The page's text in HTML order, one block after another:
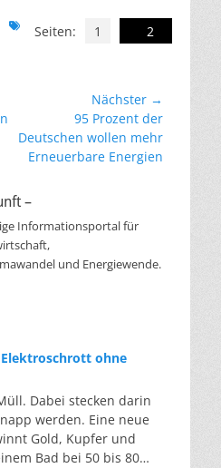
Seiten: 1 2
Schlagworte
Nächster →
Beitrag:
95 Prozent der
Deutschen wollen mehr
Erneuerbare Energien
–
Informationsportal für
und Energiewende.
Elektroschrott ohne
Dabei stecken darin
werden. Eine neue
Gold, Kupfer und
Bad bei 50 bis 80